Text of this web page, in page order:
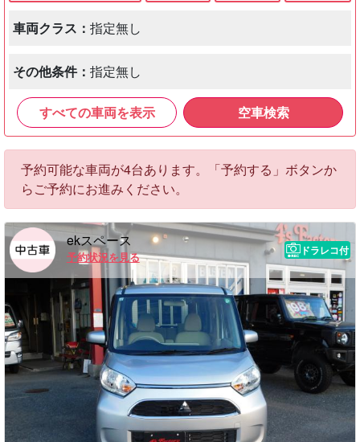
車両クラス： 指定無し
その他条件： 指定無し
すべての車両を表示 空車検索
予約可能な車両が4台あります。「予約する」ボタンか
らご予約にお進みください。
ekスペース
予約状況を見る
ドラレコ付